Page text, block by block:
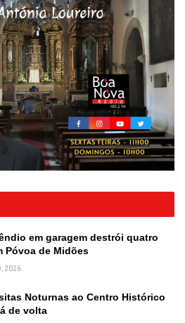
em garagem destrói quatro
Póvoa de Midões
2026
Noturnas ao Centro Histórico
de volta